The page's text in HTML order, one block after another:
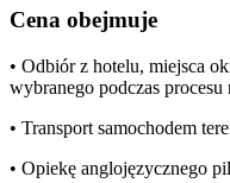
Cena obejmuje
• Odbiór z hotelu, miejsca
wybranego podczas procesu
• Transport samochodem
• Opiekę anglojęzycznego